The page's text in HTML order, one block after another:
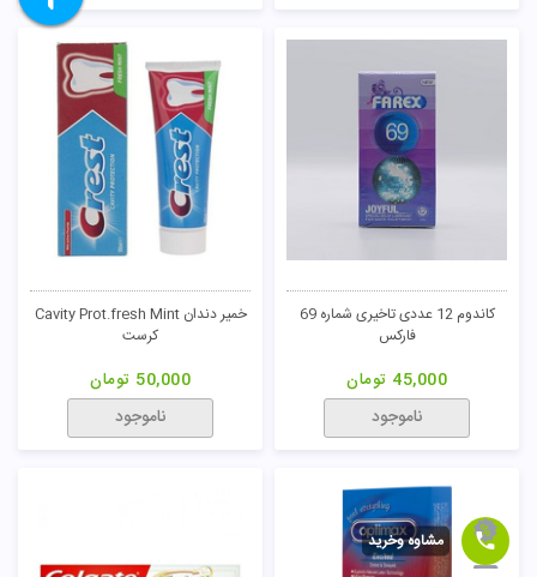
کاندوم 12 عددی تاخیری شماره 69
فارکس
45,000 تومان
ناموجود
خمیر دندان Cavity Prot.fresh Mint
کرست
50,000 تومان
ناموجود
مشاوه وخرید